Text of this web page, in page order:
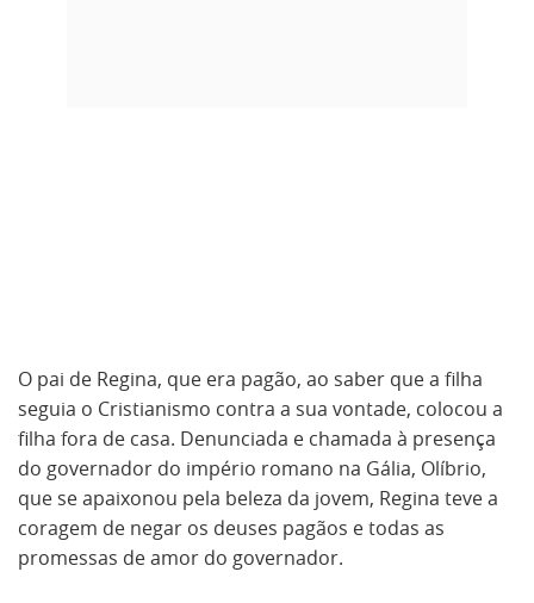
O pai de Regina, que era pagão, ao saber que a filha
seguia o Cristianismo contra a sua vontade, colocou a
filha fora de casa. Denunciada e chamada à presença
do governador do império romano na Gália, Olíbrio,
que se apaixonou pela beleza da jovem, Regina teve a
coragem de negar os deuses pagãos e todas as
promessas de amor do governador.